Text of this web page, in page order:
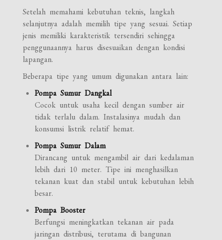
Setelah memahami kebutuhan teknis, langkah
selanjutnya adalah memilih tipe yang sesuai. Setiap
jenis memiliki karakteristik tersendiri sehingga
penggunaannya harus disesuaikan dengan kondisi
lapangan.
Beberapa tipe yang umum digunakan antara lain:
Pompa Sumur Dangkal
Cocok untuk usaha kecil dengan sumber air
tidak terlalu dalam. Instalasinya mudah dan
konsumsi listrik relatif hemat.
Pompa Sumur Dalam
Dirancang untuk mengambil air dari kedalaman
lebih dari 10 meter. Tipe ini menghasilkan
tekanan kuat dan stabil untuk kebutuhan lebih
besar.
Pompa Booster
Berfungsi meningkatkan tekanan air pada
jaringan distribusi, terutama di bangunan